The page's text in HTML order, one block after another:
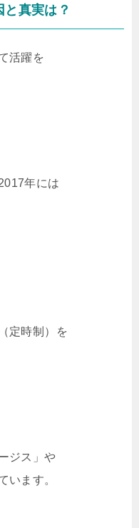
真実は？
活躍を
年には
定時制）を
ジス」や
います。